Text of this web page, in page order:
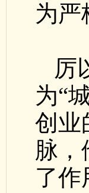
为严
厉
为“
创业
脉，
了作